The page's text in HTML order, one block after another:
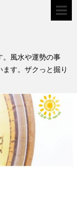
風水や運勢の事
す。ザクっと掘り